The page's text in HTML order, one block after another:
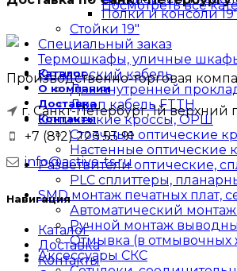
Полки и консоли
Стойки 19"
Специальный заказ
Термошкафы, уличные
Оптический кабель
Для внутренней
Дроп кабель FTTH
Оптические кроссы, ОРШ
Стоечные оптические
Настенные оптические
Разветвители оптические,
PLC сплиттеры,
SMD монтаж печатных плат,
Автоматический
Ручной монтаж
Отмывка (в отмывочных
Аксессуары СКС
Посмотреть все
Каталог
О компании
Доставка
Контакты
Производственно-торговая
г. Санкт-Петербург, 1й верхний
+7 (812) 223 53 91
info@active-ts.ru
Навигация
Каталог
Доставка
Контакты